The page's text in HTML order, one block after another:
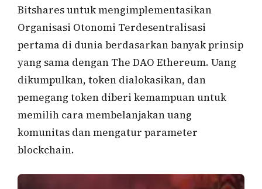
Bitshares untuk mengimplementasikan
Organisasi Otonomi Terdesentralisasi
pertama di dunia berdasarkan banyak prinsip
yang sama dengan The DAO Ethereum. Uang
dikumpulkan, token dialokasikan, dan
pemegang token diberi kemampuan untuk
memilih cara membelanjakan uang
komunitas dan mengatur parameter
blockchain.